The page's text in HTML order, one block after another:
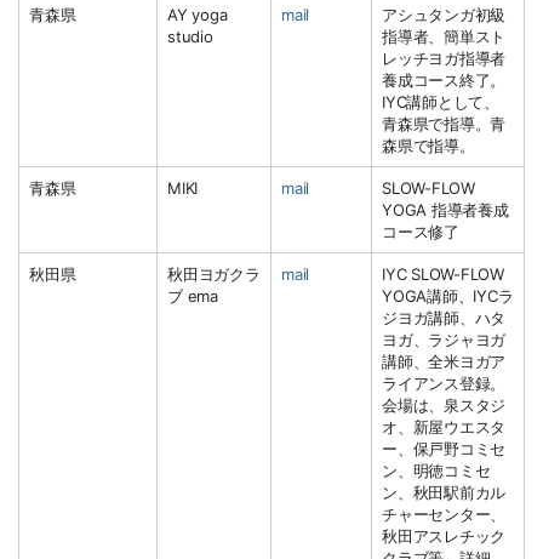
青森県
AY yoga
studio
mail
アシュタンガ初級
指導者、簡単スト
レッチヨガ指導者
養成コース終了。
IYC講師として、
青森県で指導。青
森県で指導。
青森県 MIKI mail
SLOW-FLOW
YOGA 指導者養成
コース修了
秋田県
秋田ヨガクラ
ブ ema
mail
IYC SLOW-FLOW
YOGA講師、IYCラ
ジヨガ講師、ハタ
ヨガ、ラジャヨガ
講師、全米ヨガア
ライアンス登録。
会場は、泉スタジ
オ、新屋ウエスタ
ー、保戸野コミセ
ン、明徳コミセ
ン、秋田駅前カル
チャーセンター、
秋田アスレチック